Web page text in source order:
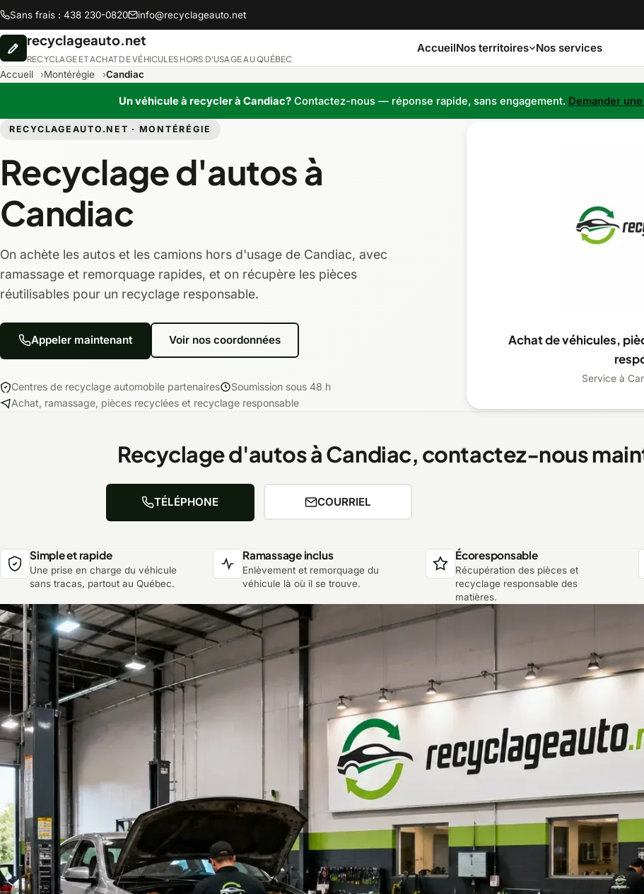
Sans frais : 438 230-0820 info@recyclageauto.net
recyclageauto.net
RECYCLAGE ET ACHAT DE VÉHICULES HORS D'USAGE AU QUÉBEC
AccueilNos territoires
Chaudière-Appalaches
Montréal Montérégie
Nos services
Accueil Montérégie Candiac
Un véhicule à recycler à Candiac? Contactez-nous — réponse rapide, sans engagement. Demander
RECYCLAGEAUTO.NET · MONTÉRÉGIE
Recyclage d'autos à
Candiac
On achète les autos et les camions hors d'usage de Candiac, avec
ramassage et remorquage rapides, et on récupère les pièces
réutilisables pour un recyclage responsable.
Appeler maintenant Voir nos coordonnées
Centres de recyclage automobile partenaires
Soumission sous 48 h
Achat, ramassage, pièces recyclées et recyclage responsable
Achat de véhicules,
Service à
Recyclage d'autos à Candiac, contactez-nous
TÉLÉPHONE COURRIEL
Simple et rapide
Une prise en charge du véhicule
sans tracas, partout au Québec.
Ramassage inclus
Enlèvement et remorquage du
véhicule là où il se trouve.
Écoresponsable
Récupération des pièces et
recyclage responsable des
matières.